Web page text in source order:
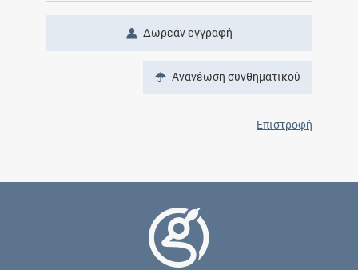
Δωρεάν εγγραφή
Ανανέωση συνθηματικού
Επιστροφή